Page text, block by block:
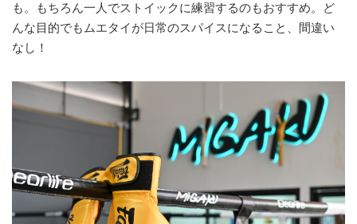
も。もちろん一人でストイックに練習するのもおすすめ。ど
んな目的でもムエタイが日常のスパイスになること、間違い
なし！